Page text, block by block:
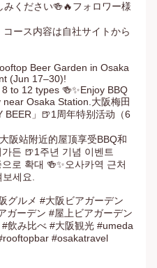
ください🍻🔥フォロワー様
ース内容は自社サイトから
Beer Garden in Osaka
(Jun 17–30)!
to 12 types 🍻✨Enjoy BBQ
Osaka Station.大阪梅田
BEER」🍺1周年特别活动（6
阪站附近的屋顶享受BBQ和
든 🍺1주년 기념 이벤트
로 확대 🍻✨오사카역 근처
세요.
グルメ #大阪ビアガーデン
ガーデン #屋上ビアガーデン
飲み比べ #大阪観光 #umeda
#osakatravel